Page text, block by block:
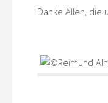
Danke Allen, die